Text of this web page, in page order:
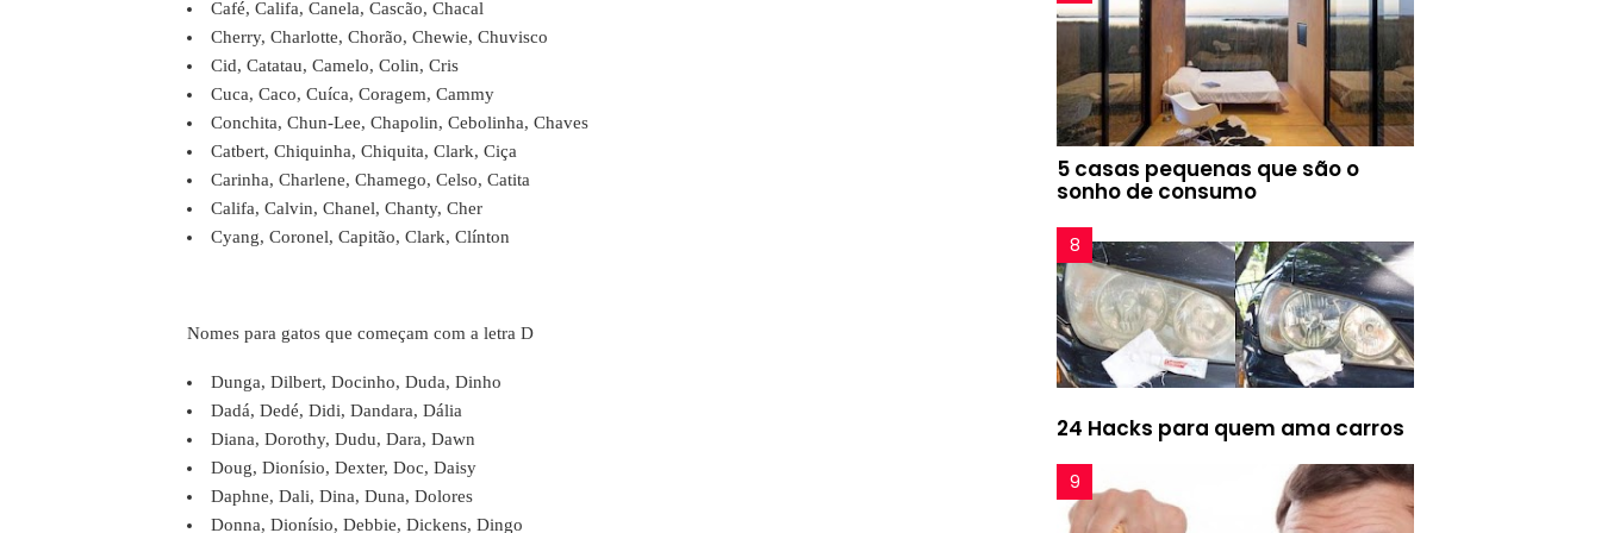
Café, Califa, Canela, Cascão, Chacal
Cherry, Charlotte, Chorão, Chewie, Chuvisco
Cid, Catatau, Camelo, Colin, Cris
Cuca, Caco, Cuíca, Coragem, Cammy
Conchita, Chun-Lee, Chapolin, Cebolinha, Chaves
Catbert, Chiquinha, Chiquita, Clark, Ciça
Carinha, Charlene, Chamego, Celso, Catita
Califa, Calvin, Chanel, Chanty, Cher
Cyang, Coronel, Capitão, Clark, Clínton
Nomes para gatos que começam com a letra D
Dunga, Dilbert, Docinho, Duda, Dinho
Dadá, Dedé, Didi, Dandara, Dália
Diana, Dorothy, Dudu, Dara, Dawn
Doug, Dionísio, Dexter, Doc, Daisy
Daphne, Dali, Dina, Duna, Dolores
Donna, Dionísio, Debbie, Dickens, Dingo
5 casas pequenas que são o
sonho de consumo
24 Hacks para quem ama carros